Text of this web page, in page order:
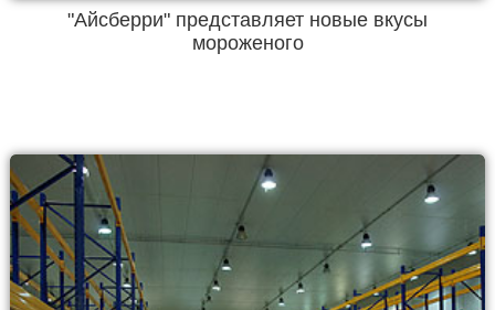
"Айсберри" представляет новые вкусы
мороженого